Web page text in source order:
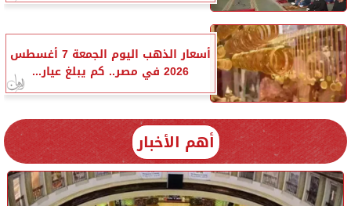
أسعار الذهب اليوم الجمعة 7 أغسطس
2026 في مصر.. كم يبلغ عيار...
أهم الأخبار